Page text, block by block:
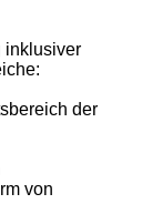
inklusiver
der
von